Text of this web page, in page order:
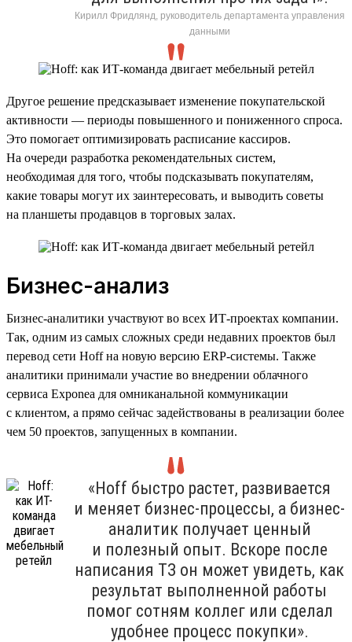
Кирилл Фридлянд, руководитель департамента управления
данными
Другое решение предсказывает изменение покупательской
активности — периоды повышенного и пониженного спроса.
Это помогает оптимизировать расписание кассиров.
На очереди разработка рекомендательных систем,
необходимая для того, чтобы подсказывать покупателям,
какие товары могут их заинтересовать, и выводить советы
на планшеты продавцов в торговых залах.
Бизнес-анализ
Бизнес-аналитики участвуют во всех ИТ-проектах компании.
Так, одним из самых сложных среди недавних проектов был
перевод сети Hoff на новую версию ERP-системы. Также
аналитики принимали участие во внедрении облачного
сервиса Exponea для омниканальной коммуникации
с клиентом, а прямо сейчас задействованы в реализации более
чем 50 проектов, запущенных в компании.
«Hoff быстро растет, развивается
и меняет бизнес-процессы, а бизнес-
аналитик получает ценный
и полезный опыт. Вскоре после
написания ТЗ он может увидеть, как
результат выполненной работы
помог сотням коллег или сделал
удобнее процесс покупки».